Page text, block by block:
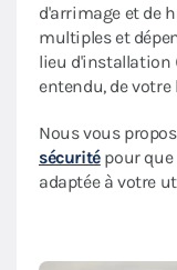
d'arrimage et de
multiples et
lieu d'installation
entendu, de votre
Nous vous
sécuritépour que
adaptée à votre